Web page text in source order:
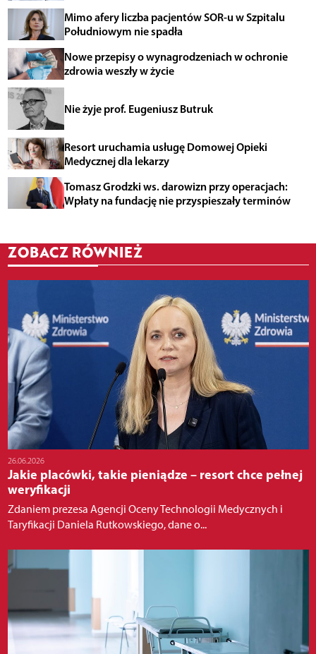
Mimo afery liczba pacjentów SOR-u w Szpitalu
Południowym nie spadła
Nowe przepisy o wynagrodzeniach w ochronie
zdrowia weszły w życie
Nie żyje prof. Eugeniusz Butruk
Resort uruchamia usługę Domowej Opieki
Medycznej dla lekarzy
Tomasz Grodzki ws. darowizn przy operacjach:
Wpłaty na fundację nie przyspieszały terminów
ZOBACZ RÓWNIEŻ
26.06.2026
Jakie placówki, takie pieniądze – resort chce pełnej
weryfikacji
Zdaniem prezesa Agencji Oceny Technologii Medycznych i
Taryfikacji Daniela Rutkowskiego, dane o...